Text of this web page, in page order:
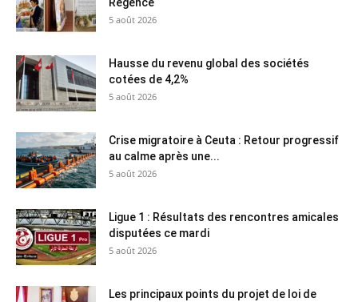
5 août 2026
Hausse du revenu global des sociétés
cotées de 4,2%
5 août 2026
Crise migratoire à Ceuta : Retour progressif
au calme après une...
5 août 2026
Ligue 1 : Résultats des rencontres amicales
disputées ce mardi
5 août 2026
Les principaux points du projet de loi de